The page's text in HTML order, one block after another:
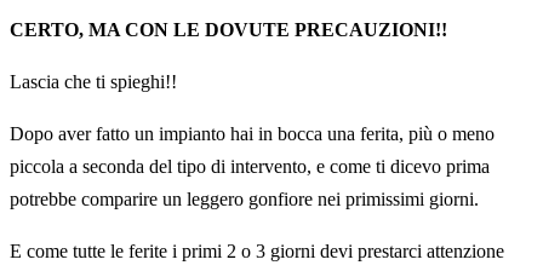
CERTO, MA CON LE DOVUTE PRECAUZIONI!!
Lascia che ti spieghi!!
Dopo aver fatto un impianto hai in bocca una ferita, più o meno
piccola a seconda del tipo di intervento, e come ti dicevo prima
potrebbe comparire un leggero gonfiore nei primissimi giorni.
E come tutte le ferite i primi 2 o 3 giorni devi prestarci attenzione